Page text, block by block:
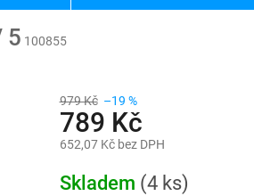
5 100855
979 Kč –19 %
789 Kč
652,07 Kč bez DPH
cena:
Skladem (4 ks)